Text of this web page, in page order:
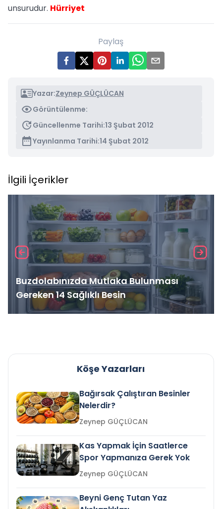
unsurudur. Hürriyet
Paylaş
Yazar:Zeynep GÜÇLÜCAN
Görüntülenme:
Güncellenme Tarihi:13 Şubat 2012
Yayınlanma Tarihi:14 Şubat 2012
İlgili İçerikler
Buzdolabınızda Mutlaka Bulunması
Gereken 14 Sağlıklı Besin
Köşe Yazarları
Bağırsak Çalıştıran Besinler
Nelerdir?
Zeynep GÜÇLÜCAN
Kas Yapmak İçin Saatlerce
Spor Yapmanıza Gerek Yok
Zeynep GÜÇLÜCAN
Beyni Genç Tutan Yaz